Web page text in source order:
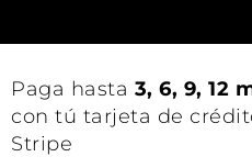
Paga hasta 3, 6, 9, 12
con tú tarjeta de
Stripe